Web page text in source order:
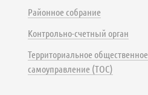
Районное собрание
Контрольно-счетный орган
Территориальное общественное
самоуправление (ТОС)